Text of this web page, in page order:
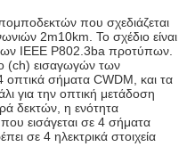
που σχεδιάζεται
2m10km. Το σχέδιο είναι
IEEE P802.3ba προτύπων.
(ch) εισαγωγών των
οπτικά σήματα CWDM, και τα
για την οπτική μετάδοση
δεκτών, η ενότητα
εισάγεται σε 4 σήματα
σε 4 ηλεκτρικά στοιχεία